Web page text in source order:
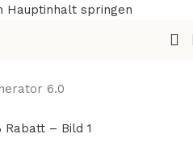
Hauptinhalt springen
6.0